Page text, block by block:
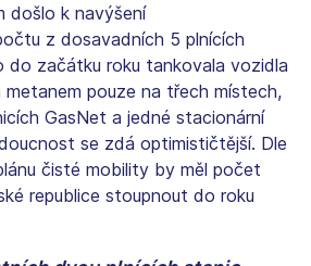
došlo k navýšení
z dosavadních 5 plnících
do začátku roku tankovala vozidla
metanem pouze na třech místech,
GasNet a jedné stacionární
se zdá optimističtější. Dle
čisté mobility by měl počet
republice stoupnout do roku